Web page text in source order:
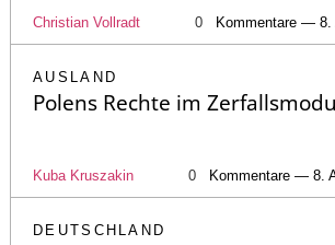
Christian Vollradt 0 Kommentare — 8.
AUSLAND
Polens Rechte im
Kuba Kruszakin 0 Kommentare — 8.
DEUTSCHLAND